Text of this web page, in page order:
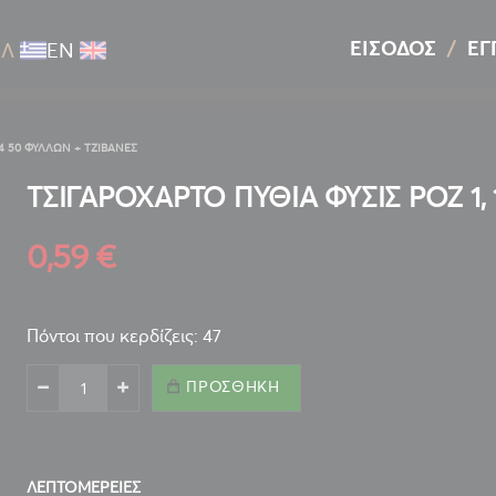
ΕΝ ΕΊΣΟΔΟΣ
50 ΦΥΛΛΩΝ + ΤΖΙΒΑΝΕΣ
ΤΣΙΓΑΡΟΧΑΡΤΟ ΠΥΘΙΑ ΦΥΣΙΣ ΡΟΖ
0,59 €
Πόντοι που κερδίζεις: 47
ΠΡΟΣΘΉΚΗ
ΛΕΠΤΟΜΈΡΕΙΕΣ